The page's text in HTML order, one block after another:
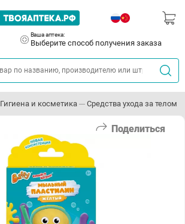
Ваша аптека:
Выберите способ получения заказа
Гигиена и косметика Средства ухода за телом
Поделиться